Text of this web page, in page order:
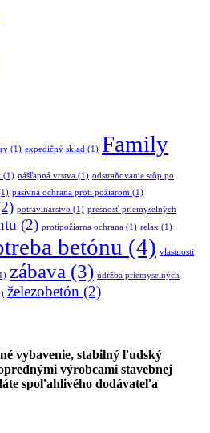
(1) expedičný sklad (1) Family
(1) nášľapná vrstva (1) odstraňovanie stôp po
pasívna ochrana proti požiarom (1)
potravinárstvo (1) presnosť priemyselných
(2) protipožiarna ochrana (1) relax (1)
betónu (4) vlastnosti
zábava (3) údržba priemyselných
železobetón (2)
vybavenie, stabilný ľudský
výrobcami stavebnej
spoľahlivého dodávateľa